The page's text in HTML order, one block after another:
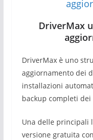
DriverMax
DriverMax è uno
aggiornamento dei
installazioni
backup completi
Una delle principali
versione gratuita